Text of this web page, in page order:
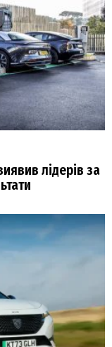
лідерів за